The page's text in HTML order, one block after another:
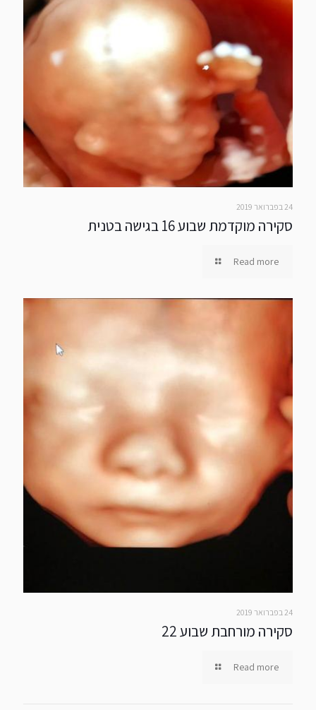
24 בפברואר 2019
סקירה מוקדמת שבוע 16 בגישה בטנית
Read more
24 בפברואר 2019
סקירה מורחבת שבוע 22
Read more